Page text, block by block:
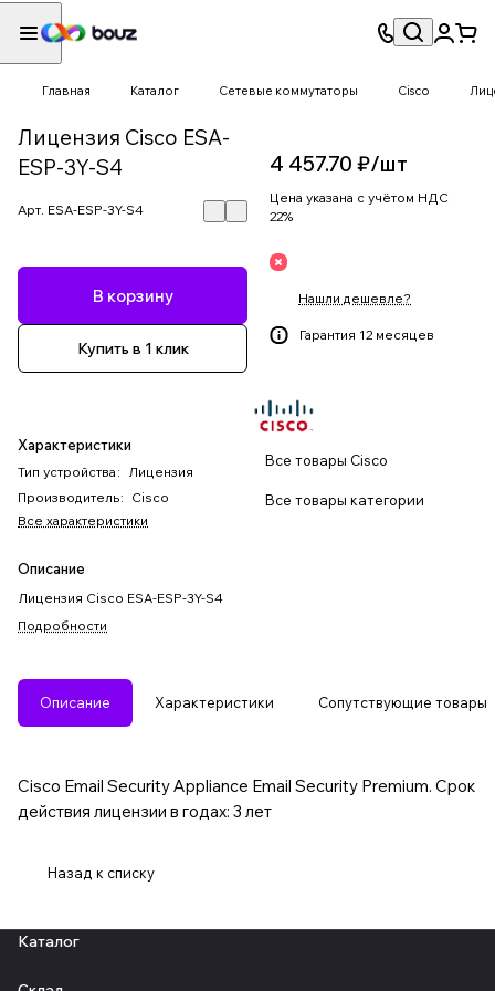
Главная Каталог Сетевые коммутаторы Cisco
Лицензия Cisco ESA-
ESP-3Y-S4
Арт. ESA-ESP-3Y-S4
В корзину
Купить в 1 клик
Характеристики
Тип устройства : Лицензия
Производитель: Cisco
Все характеристики
Описание
Лицензия Cisco ESA-ESP-3Y-S4
Подробности
4 457.70 ₽/шт
Цена указана с учётом НДС
22%
Нашли дешевле?
Гарантия 12 месяцев
Все товары Cisco
Все товары категории
Описание Характеристики Сопутствующие товары
Cisco Email Security Appliance Email Security Premium. Срок
действия лицензии в годах: 3 лет
Назад к списку
Каталог